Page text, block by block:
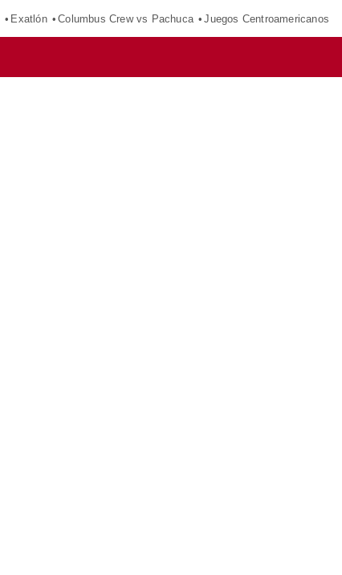
Exatlón Columbus Crew vs Pachuca Juegos Centroamericanos